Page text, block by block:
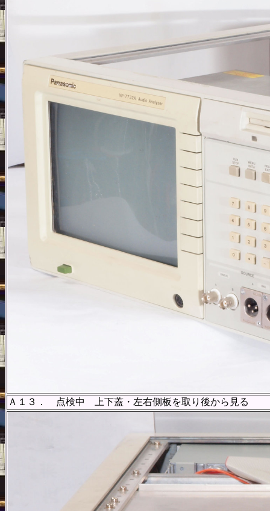
Ａ１３． 点検中 上下蓋・左右側板を取り後から見る